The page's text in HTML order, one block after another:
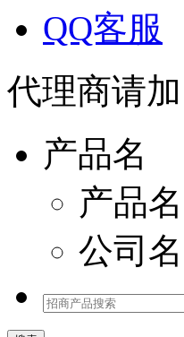
QQ客服
代理商请加
产品名
产品名
公司名